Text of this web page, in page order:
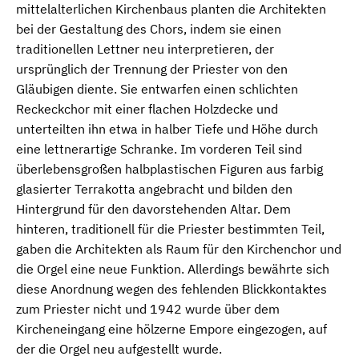
mittelalterlichen Kirchenbaus planten die Architekten
bei der Gestaltung des Chors, indem sie einen
traditionellen Lettner neu interpretieren, der
ursprünglich der Trennung der Priester von den
Gläubigen diente. Sie entwarfen einen schlichten
Reckeckchor mit einer flachen Holzdecke und
unterteilten ihn etwa in halber Tiefe und Höhe durch
eine lettnerartige Schranke. Im vorderen Teil sind
überlebensgroßen halbplastischen Figuren aus farbig
glasierter Terrakotta angebracht und bilden den
Hintergrund für den davorstehenden Altar. Dem
hinteren, traditionell für die Priester bestimmten Teil,
gaben die Architekten als Raum für den Kirchenchor und
die Orgel eine neue Funktion. Allerdings bewährte sich
diese Anordnung wegen des fehlenden Blickkontaktes
zum Priester nicht und 1942 wurde über dem
Kircheneingang eine hölzerne Empore eingezogen, auf
der die Orgel neu aufgestellt wurde.